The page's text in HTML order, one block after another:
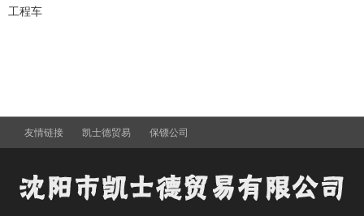
工程车
友情链接 凯士德贸易 保镖公司